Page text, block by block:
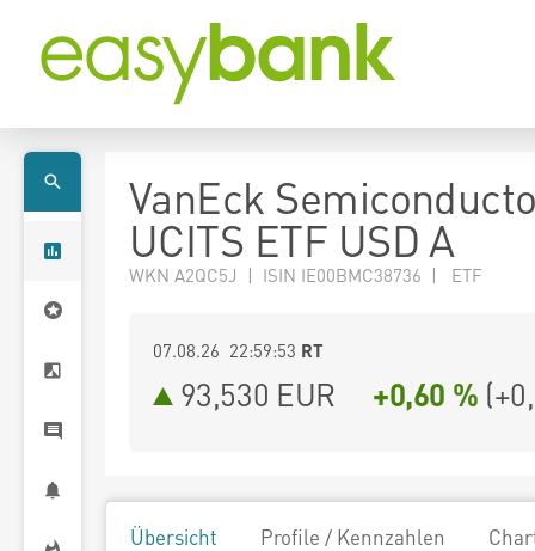
VanEck
UCITS ETF USD A
WKN A2QC5J | ISIN IE00BMC38736 | ETF
07.08.26 22:59:53 RT
93,530 EUR +0,60 % (
Übersicht Profile / Kennzahlen